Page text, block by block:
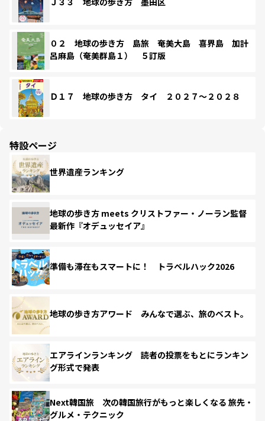
０２ 地球の歩き方 島旅 奄美大島 喜界島 加計
呂麻島（奄美群島１） ５訂版
Ｄ１７ 地球の歩き方 タイ ２０２７～２０２８
特設ページ
世界遺産ランキング
地球の歩き方 meets クリストファー・ノーラン監督
最新作『オデュッセイア』
準備も滞在もスマートに！ トラベルハック2026
地球の歩き方アワード みんなで選ぶ、旅のベスト。
エアラインランキング 読者の投票をもとにランキン
グ形式で発表
Next韓国旅 次の韓国旅行がもっと楽しくなる 旅先・
グルメ・テクニック